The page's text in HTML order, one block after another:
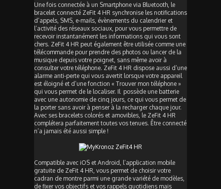
Une fois connectée à un Smartphone via Bluetooth, le
bracelet connecté ZeFit 4 HR synchronise les notifications
d’appels, SMS, e-mails, évènements du calendrier et
l’activité des réseaux sociaux, pour vous permettre de
recevoir instantanément les informations qui vous sont
chers. ZeFit 4 HR peut également être utilisée comme une
télécommande pour prendre des photos ou lancer de la
musique depuis votre poignet, sans même avoir à
consulter votre téléphone. ZeFit 4 HR dispose aussi d’une
alarme anti-perte qui vous avertit lorsque votre appareil
est éloigné et d’une fonction « Trouver mon téléphone »
qui vous permet de le localiser. Il possède une batterie
avec une autonomie de cinq jours, ce qui vous permet de
la porter sans avoir à penser à la recharger chaque jour.
Avec ses bracelets colorés et amovibles, le ZeFit 4 HR
complétera parfaitement toutes vos tenues. Être connecté
n’a jamais été aussi simple !
Compatible avec iOS et Android, l’application mobile
gratuite de ZeFit 4 HR, vous permet de choisir votre
cadran de montre parmi une grande variété de modèles,
de fixer vos objectifs et vos rappels quotidiens mais